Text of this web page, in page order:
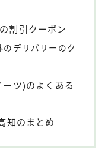
割引クーポン
デリバリーのク
ツ)のよくある
知のまとめ